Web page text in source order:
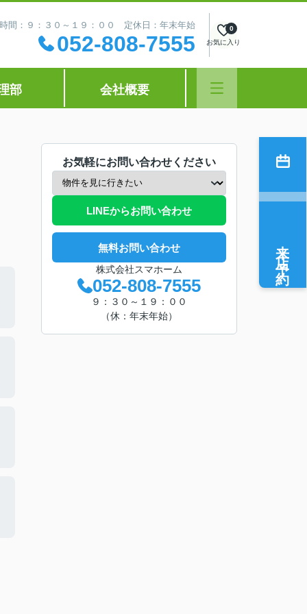
間：９：３０～１９：００ 定休日：年末年始
052-808-7555 お気に入り
0
部 会社概要
お気軽にお問い合わせください
LINEからお問い合わせ
無料お問い合わせ
株式会社スマホーム
052-808-7555
９：３０～１９：００
（休：年末年始）
来店予約